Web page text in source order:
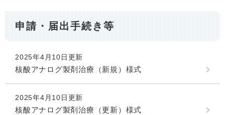
申請・届出手続き等
2025年4月10日更新
核酸アナログ製剤治療（新規）様式
2025年4月10日更新
核酸アナログ製剤治療（更新）様式